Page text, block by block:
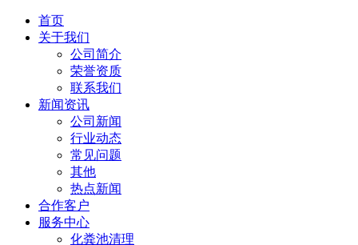
首页
关于我们
公司简介
荣誉资质
联系我们
新闻资讯
公司新闻
行业动态
常见问题
其他
热点新闻
合作客户
服务中心
化粪池清理